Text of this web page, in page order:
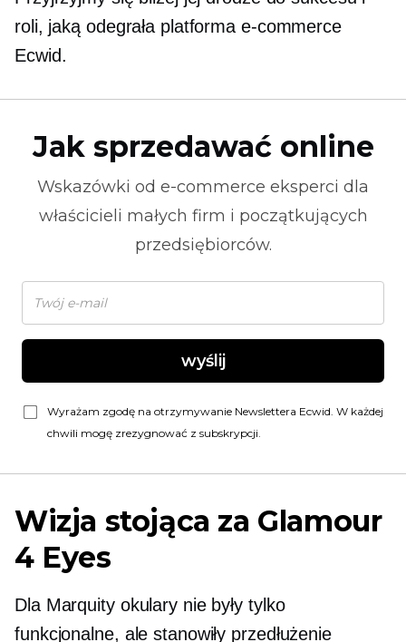
roli, jaką odegrała platforma e-commerce
Ecwid.
Jak sprzedawać online
Wskazówki od e-commerce eksperci dla
właścicieli małych firm i początkujących
przedsiębiorców.
wyślij
Wyrażam zgodę na otrzymywanie Newslettera Ecwid. W każdej
chwili mogę zrezygnować z subskrypcji.
Wizja stojąca za Glamour
4 Eyes
Dla Marquity okulary nie były tylko
funkcjonalne, ale stanowiły przedłużenie